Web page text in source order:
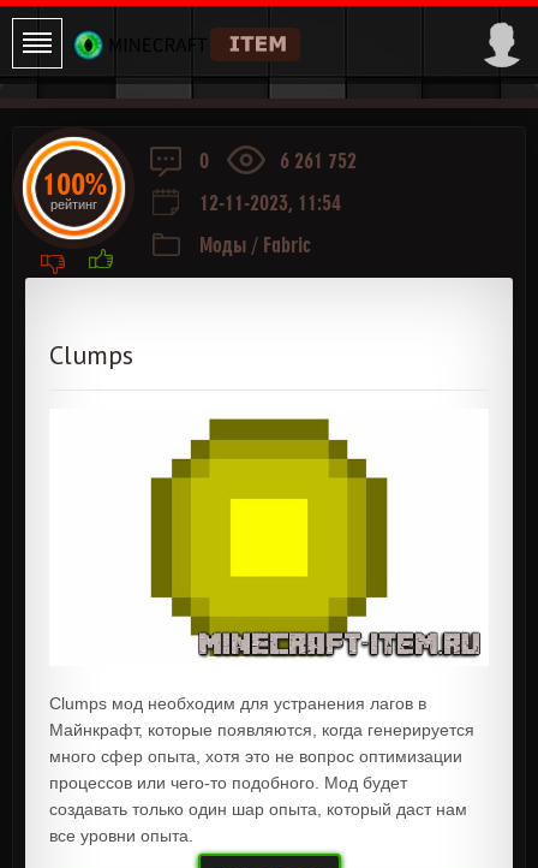
0
6 261 752
12-11-2023, 11:54
Моды / Fabric
Clumps
Clumps мод необходим для устранения лагов в
Майнкрафт, которые появляются, когда генерируется
много сфер опыта, хотя это не вопрос оптимизации
процессов или чего-то подобного. Мод будет
создавать только один шар опыта, который даст нам
все уровни опыта.
100%
рейтинг